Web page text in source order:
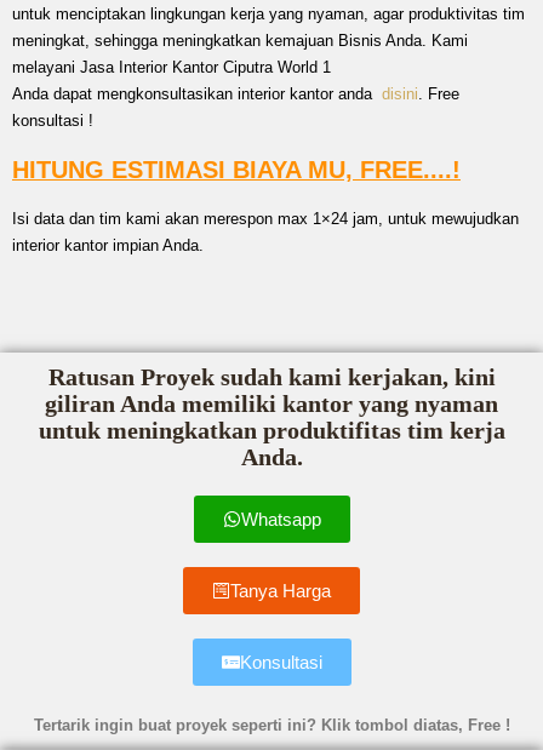
untuk menciptakan lingkungan kerja yang nyaman, agar produktivitas tim
meningkat, sehingga meningkatkan kemajuan Bisnis Anda. Kami
melayani Jasa Interior Kantor Ciputra World 1
Anda dapat mengkonsultasikan interior kantor anda disini. Free
konsultasi !
HITUNG ESTIMASI BIAYA MU, FREE....!
Isi data dan tim kami akan merespon max 1×24 jam, untuk mewujudkan
interior kantor impian Anda.
Ratusan Proyek sudah kami kerjakan, kini
giliran Anda memiliki kantor yang nyaman
untuk meningkatkan produktifitas tim kerja
Anda.
Whatsapp
Tanya Harga
Konsultasi
Tertarik ingin buat proyek seperti ini? Klik tombol diatas, Free !